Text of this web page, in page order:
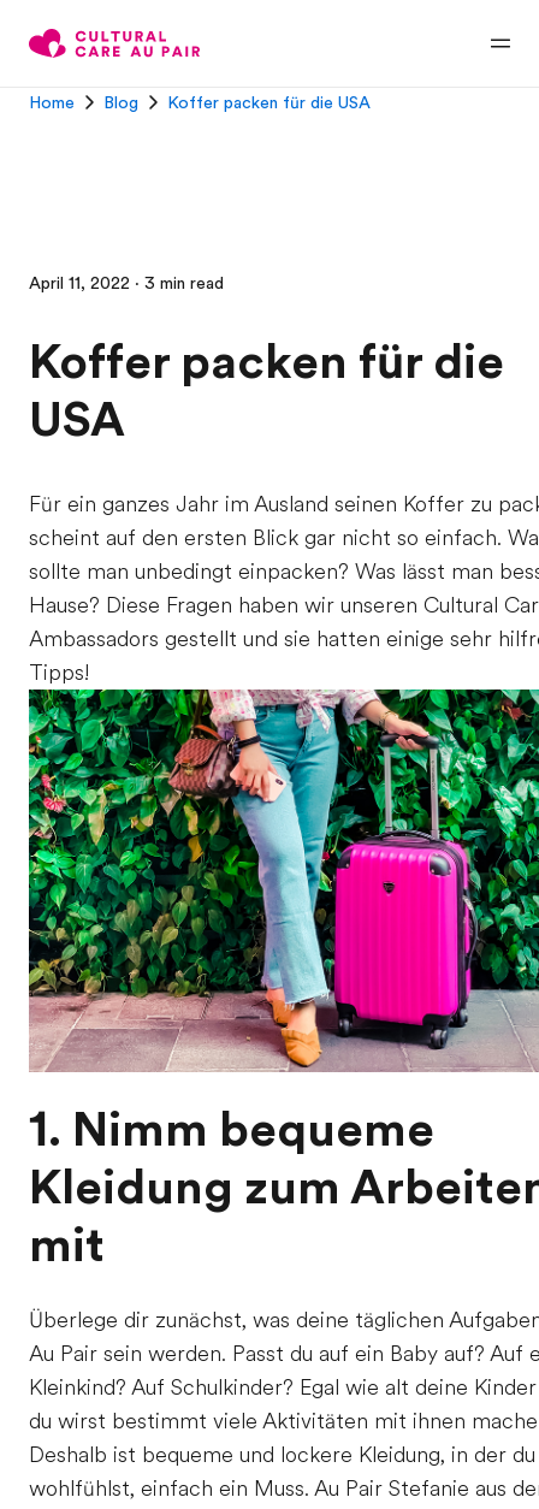
Home Blog Koffer packen für die USA
April 11, 2022 · 3 min read
Koffer packen für die
USA
Für ein ganzes Jahr im Ausland seinen Koffer zu
scheint auf den ersten Blick gar nicht so einfach.
sollte man unbedingt einpacken? Was lässt man
Hause? Diese Fragen haben wir unseren Cultural
Ambassadors gestellt und sie hatten einige sehr
Tipps!
1. Nimm bequeme
Kleidung zum
mit
Überlege dir zunächst, was deine täglichen
Au Pair sein werden. Passt du auf ein Baby auf? Auf
Kleinkind? Auf Schulkinder? Egal wie alt deine
du wirst bestimmt viele Aktivitäten mit ihnen
Deshalb ist bequeme und lockere Kleidung, in der
wohlfühlst, einfach ein Muss. Au Pair Stefanie aus